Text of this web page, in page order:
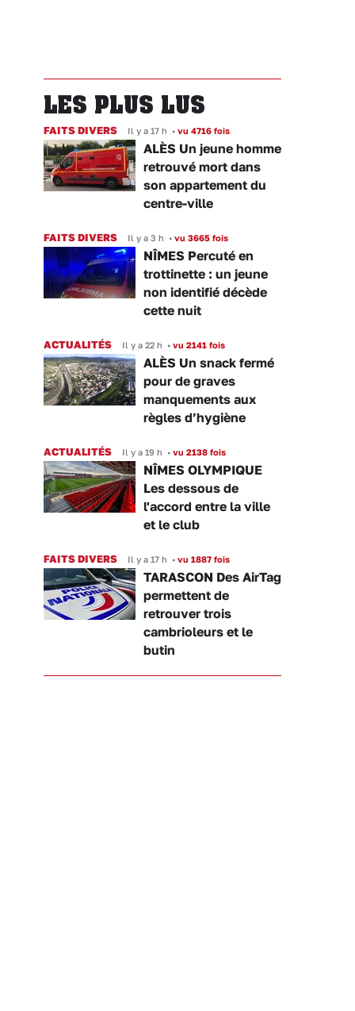
LES PLUS LUS
FAITS DIVERS Il y a 17 h • vu 4716 fois
ALÈS Un jeune homme
retrouvé mort dans
son appartement du
centre-ville
FAITS DIVERS Il y a 3 h • vu 3665 fois
NÎMES Percuté en
trottinette : un jeune
non identifié décède
cette nuit
ACTUALITÉS Il y a 22 h • vu 2141 fois
ALÈS Un snack fermé
pour de graves
manquements aux
règles d’hygiène
ACTUALITÉS Il y a 19 h • vu 2138 fois
NÎMES OLYMPIQUE
Les dessous de
l'accord entre la ville
et le club
FAITS DIVERS Il y a 17 h • vu 1887 fois
TARASCON Des AirTag
permettent de
retrouver trois
cambrioleurs et le
butin